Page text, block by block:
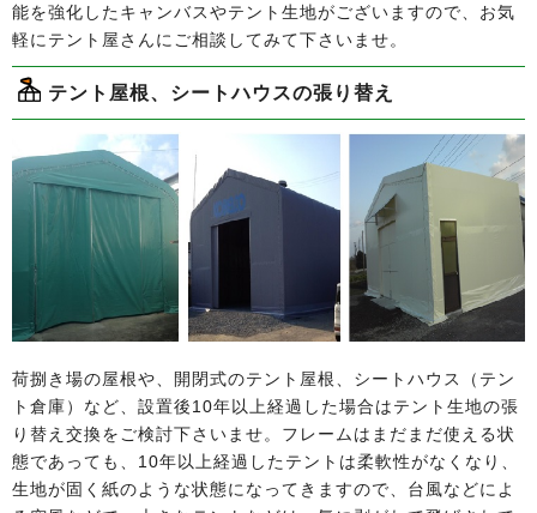
能を強化したキャンバスやテント生地がございますので、お気
軽にテント屋さんにご相談してみて下さいませ。
テント屋根、シートハウスの張り替え
荷捌き場の屋根や、開閉式のテント屋根、シートハウス（テン
ト倉庫）など、設置後10年以上経過した場合はテント生地の張
り替え交換をご検討下さいませ。フレームはまだまだ使える状
態であっても、10年以上経過したテントは柔軟性がなくなり、
生地が固く紙のような状態になってきますので、台風などによ